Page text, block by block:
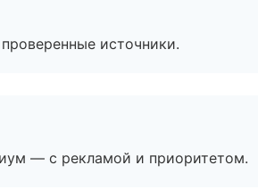
источники.
— с рекламой и приоритетом.